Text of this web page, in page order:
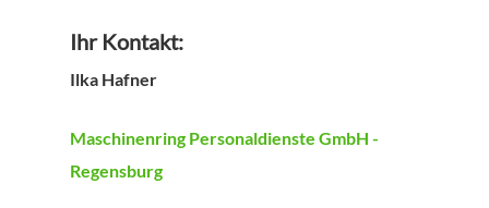
Ihr Kontakt:
Ilka Hafner
Maschinenring Personaldienste GmbH -
Regensburg